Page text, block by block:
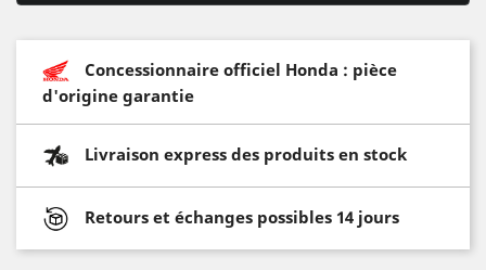
Concessionnaire officiel Honda : pièce
d'origine garantie
Livraison express des produits en stock
Retours et échanges possibles 14 jours